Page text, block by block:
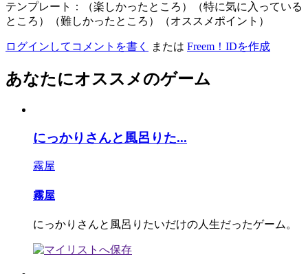
テンプレート：（楽しかったところ）（特に気に入っている
ところ）（難しかったところ）（オススメポイント）
ログインしてコメントを書く または Freem！IDを作成
あなたにオススメのゲーム
にっかりさんと風呂りた...
霧屋
霧屋
にっかりさんと風呂りたいだけの人生だったゲーム。